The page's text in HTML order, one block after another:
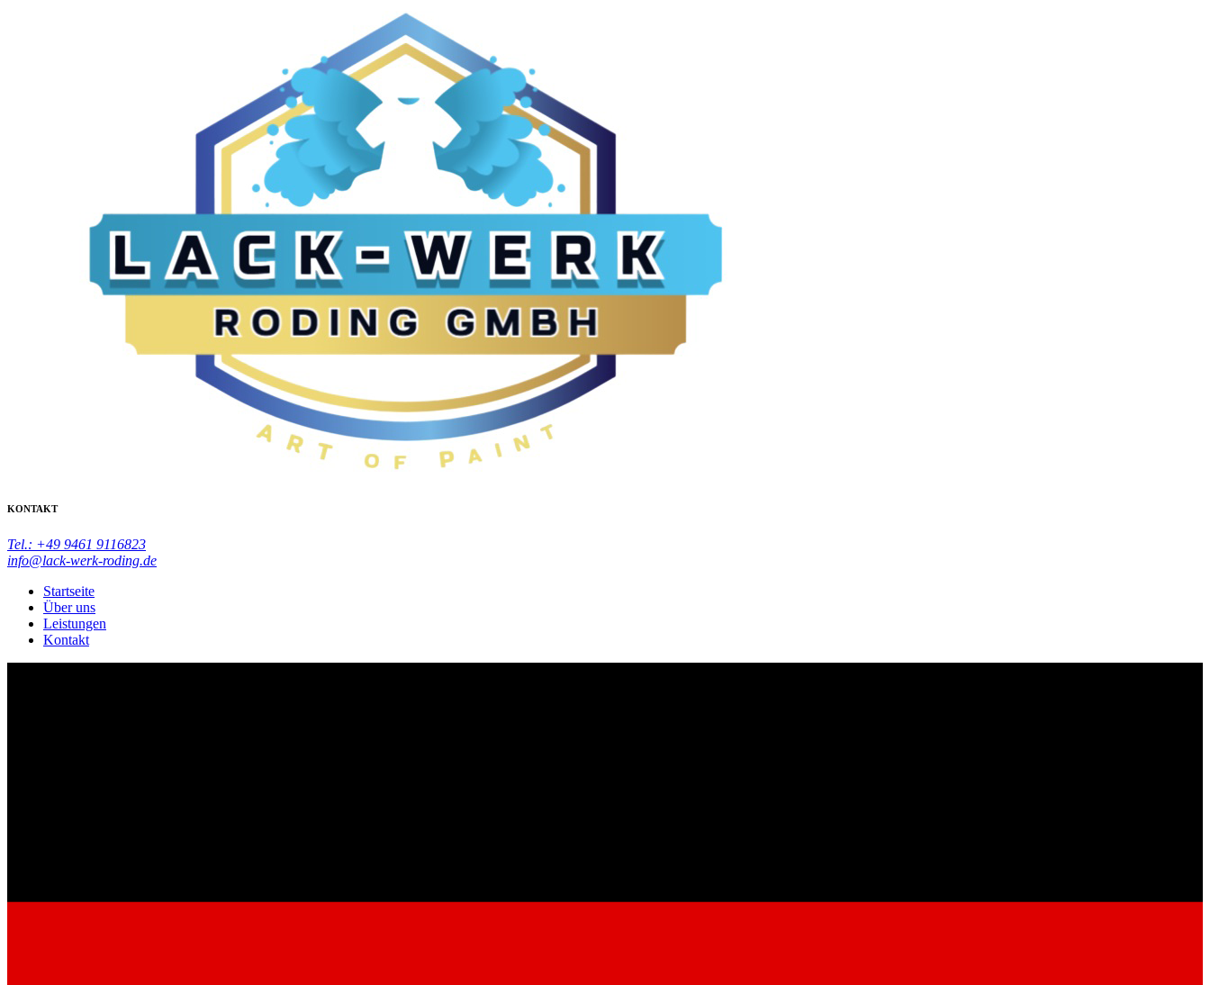
KONTAKT
Tel.: +49 9461 9116823
info@lack-werk-roding.de
Startseite
Über uns
Leistungen
Kontakt